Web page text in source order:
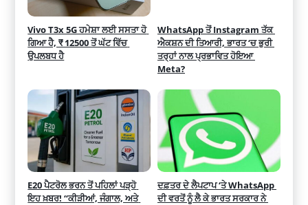
Vivo T3x 5G ਹਮੇਸ਼ਾ ਲਈ ਸਸਤਾ ਹੋ
ਗਿਆ ਹੈ, ₹ 12500 ਤੋਂ ਘੱਟ ਵਿੱਚ
ਉਪਲਬਧ ਹੈ
WhatsApp ਤੋਂ Instagram ਤੱਕ
ਐਕਸ਼ਨ ਦੀ ਤਿਆਰੀ, ਭਾਰਤ ‘ਚ ਭੁਰੀ
ਤਰ੍ਹਾਂ ਨਾਲ ਪ੍ਰਭਾਵਿਤ ਹੋਇਆ
Meta?
E20 ਪੈਟਰੋਲ ਭਰਨ ਤੋਂ ਪਹਿਲਾਂ ਪੜ੍ਹੋ
ਇਹ ਖ਼ਬਰ! “ਕੀੜੀਆਂ, ਜੰਗਾਲ, ਅਤੇ
ਦਫ਼ਤਰ ਦੇ ਲੈਪਟਾਪ ‘ਤੇ WhatsApp
ਦੀ ਵਰਤੋਂ ਨੂੰ ਲੈ ਕੇ ਭਾਰਤ ਸਰਕਾਰ ਨੇ